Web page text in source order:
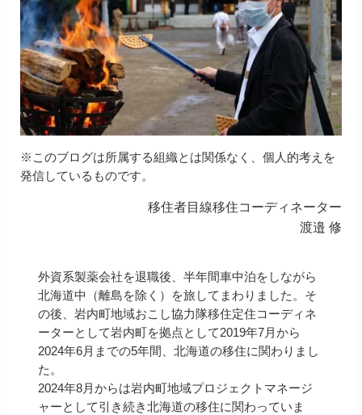
※このブログは所属する組織とは関係なく、個人的考えを
発信しているものです。
移住者目線移住コーディネーター
渡邉 修
外資系製薬会社を退職後、半年間車中泊をしながら
北海道中（離島を除く）を旅してまわりました。そ
の後、岩内町地域おこし協力隊移住定住コーディネ
ーターとして岩内町を拠点として2019年7月から
2024年6月までの5年間、北海道の移住に関わりまし
た。
2024年8月からは岩内町地域プロジェクトマネージ
ャーとして引き続き北海道の移住に関わっていま